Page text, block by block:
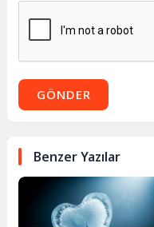
GÖNDER
Benzer Yazılar